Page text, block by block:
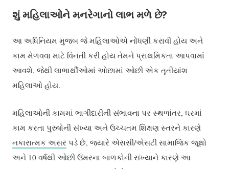
શું મહિલાઓને મનરેગાનો લાભ મળે છે?
આ અધિનિયમ મુજબ જે મહિલાઓએ નોંધણી કરાવી હોય અને
કામ મેળવવા માટે વિનંતી કરી હોય તેમને પ્રાથમિકતા આપવામાં
આવશે, જેથી લાભાર્થીઓમાં ઓછામાં ઓછી એક તૃતીયાંશ
મહિલાઓ હોય.
મહિલાઓની કામમાં ભાગીદારીની સંભાવના પર સ્થળાંતર, ઘરમાં
કામ કરતા પુરુષોની સંખ્યા અને ઉચ્ચતમ શિક્ષણ સ્તરને કારણે
નકારાત્મક અસર પડે છે, જ્યારે એસસી/એસટી સામાજિક જૂથો
અને 10 વર્ષથી ઓછી ઉંમરના બાળકોની સંખ્યાને કારણે આ